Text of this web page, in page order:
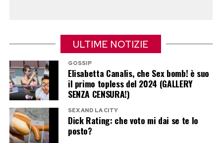
Il duetto con Maria De Filippi a Tu sì
que vales
Mentre il Grande Fratello insiste, Casalino ha già
scelto un altro palcoscenico Mediaset. Ha infatti
registrato una partecipazione a Tu sì que vales,
dove sarà protagonista nello spazio dedicato al
ULTIME NOTIZIE
GOSSIP
Elisabetta Canalis, che Sex bomb! è suo
il primo topless del 2024 (GALLERY
SENZA CENSURA!)
SEX AND LA CITY
Dick Rating: che voto mi dai se te lo
posto?